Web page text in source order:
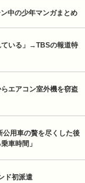
中の少年マンガまとめ
ている」→TBSの報道特
エアコン室外機を窃盗
公用車の贅を尽くした後
車時間」
ド初派遣